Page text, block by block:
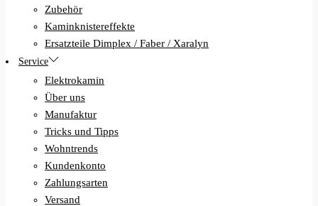
Zubehör
Kaminknistereffekte
Ersatzteile Dimplex / Faber / Xaralyn
Service
Elektrokamin
Über uns
Manufaktur
Tricks und Tipps
Wohntrends
Kundenkonto
Zahlungsarten
Versand